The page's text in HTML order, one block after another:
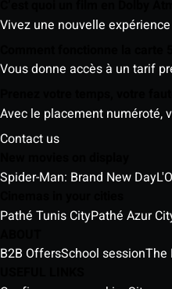
Vivez une nouvelle
Vous donne accès à un tarif
Avec le placement numéroté,
Contact us
Spider-Man: Brand New Day
Pathé Tunis CityPathé Azur
B2B OffersSchool sessionThe